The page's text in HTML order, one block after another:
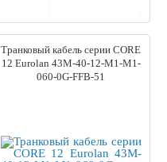
Транковый кабель серии CORE
12 Eurolan 43M-40-12-M1-M1-
060-0G-FFB-51